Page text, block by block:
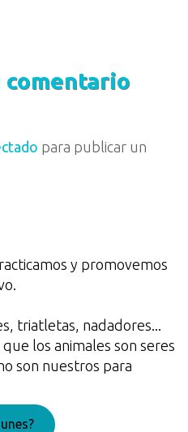
comentario
para publicar un
y promovemos
triatletas, nadadores...
los animales son seres
son nuestros para
unes?